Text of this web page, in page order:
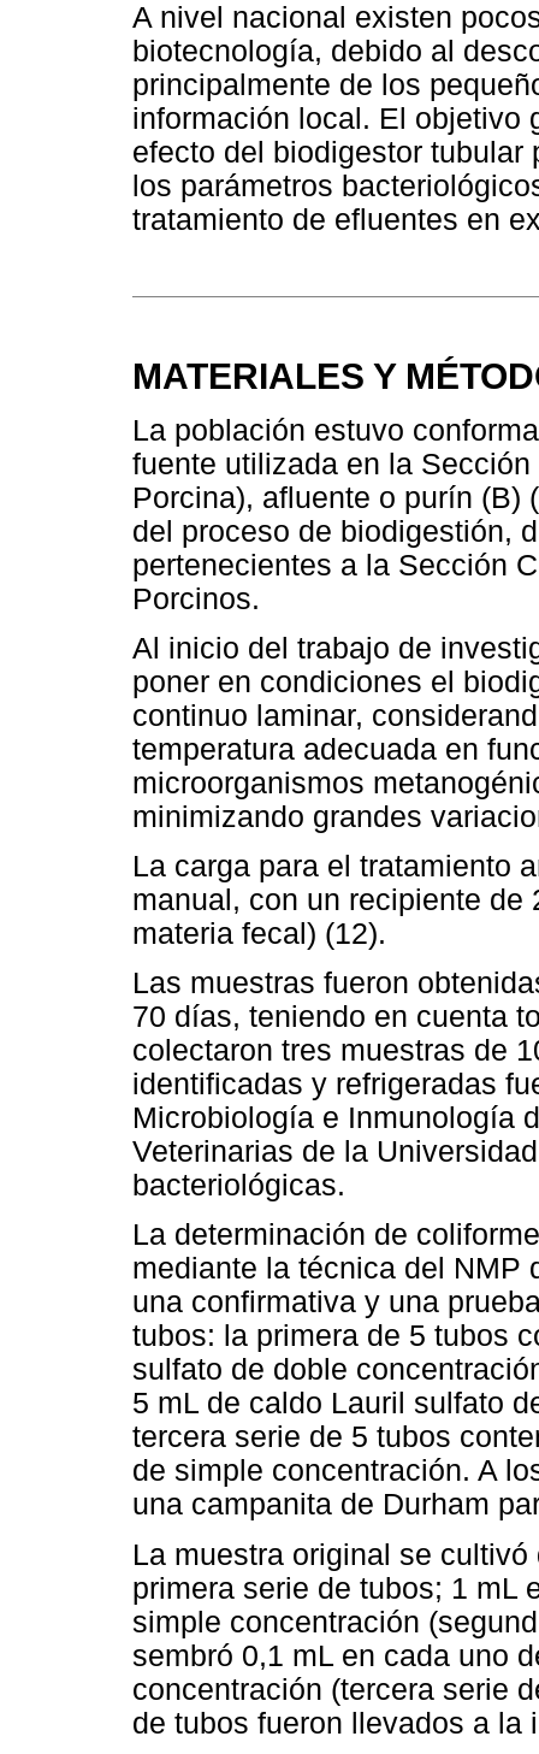
A nivel nacional existen
biotecnología, debido al
principalmente de los
información local. El objetivo
efecto del biodigestor
los parámetros
tratamiento de efluentes en
MATERIALES Y
La población estuvo
fuente utilizada en la
Porcina), afluente o purín (B)
del proceso de biodigestión,
pertenecientes a la Sección
Porcinos.
Al inicio del trabajo de
poner en condiciones el
continuo laminar,
temperatura adecuada en
microorganismos
minimizando grandes
La carga para el tratamiento
manual, con un recipiente
materia fecal) (12).
Las muestras fueron
70 días, teniendo en cuenta
colectaron tres muestras de
identificadas y refrigeradas
Microbiología e Inmunología
Veterinarias de la
bacteriológicas.
La determinación de
mediante la técnica del NMP
una confirmativa y una
tubos: la primera de 5 tubos
sulfato de doble
5 mL de caldo Lauril sulfato
tercera serie de 5 tubos
de simple concentración. A
una campanita de Durham
La muestra original se
primera serie de tubos; 1 mL
simple concentración
sembró 0,1 mL en cada uno
concentración (tercera serie
de tubos fueron llevados a la